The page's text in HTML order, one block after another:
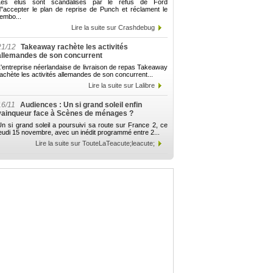
élus sont scandalisés par le refus de Ford
le plan de reprise de Punch et réclament le
Lire la suite sur Crashdebug
12 Takeaway rachète les activités
de son concurrent
néerlandaise de livraison de repas Takeaway
les activités allemandes de son concurrent...
Lire la suite sur Lalibre
11
Audiences : Un si grand soleil enfin
face à Scènes de ménages ?
si grand soleil a poursuivi sa route sur France 2, ce
15 novembre, avec un inédit programmé entre 2...
Lire la suite sur TouteLaTeacute;leacute;